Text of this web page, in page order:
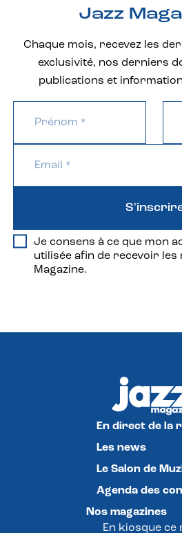
Jazz
Chaque mois, recevez les
exclusivité, nos derniers
publications et
Je consens à ce que mon
utilisée afin de recevoir les
Magazine.
En direct de la
Les news
Le Salon de
Agenda des
Nos magazines
En kiosque ce